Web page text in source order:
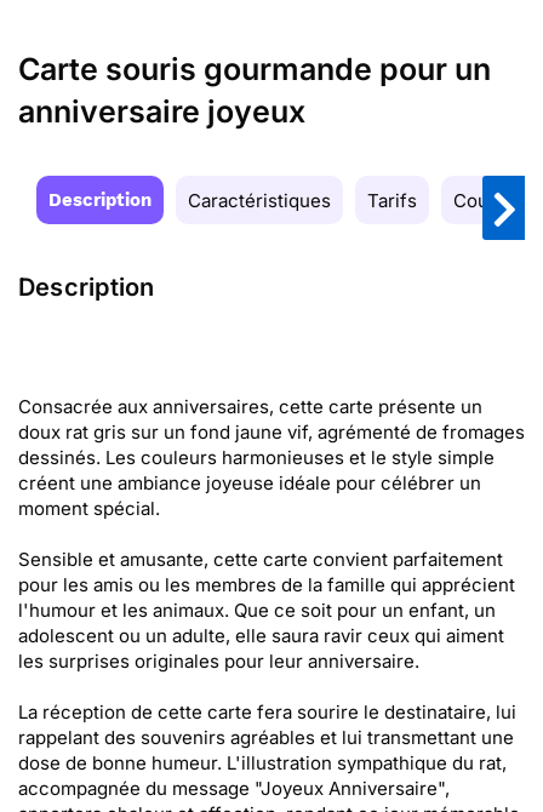
Carte souris gourmande pour un
anniversaire joyeux
Description Caractéristiques Tarifs Couleurs
Description
Consacrée aux anniversaires, cette carte présente un
doux rat gris sur un fond jaune vif, agrémenté de fromages
dessinés. Les couleurs harmonieuses et le style simple
créent une ambiance joyeuse idéale pour célébrer un
moment spécial.
Sensible et amusante, cette carte convient parfaitement
pour les amis ou les membres de la famille qui apprécient
l'humour et les animaux. Que ce soit pour un enfant, un
adolescent ou un adulte, elle saura ravir ceux qui aiment
les surprises originales pour leur anniversaire.
La réception de cette carte fera sourire le destinataire, lui
rappelant des souvenirs agréables et lui transmettant une
dose de bonne humeur. L'illustration sympathique du rat,
accompagnée du message "Joyeux Anniversaire",